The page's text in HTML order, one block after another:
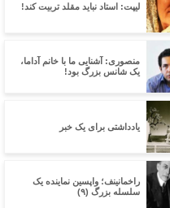
لیپت: استاد نباید مقلد تربیت کند!
منصوری: آشنایی ما با خانم آداما،
یک شانس بزرگ بود!
یادداشتی برای یک خبر
راخمانینف؛ واپسین نماینده یک
سلسله بزرگ (۹)